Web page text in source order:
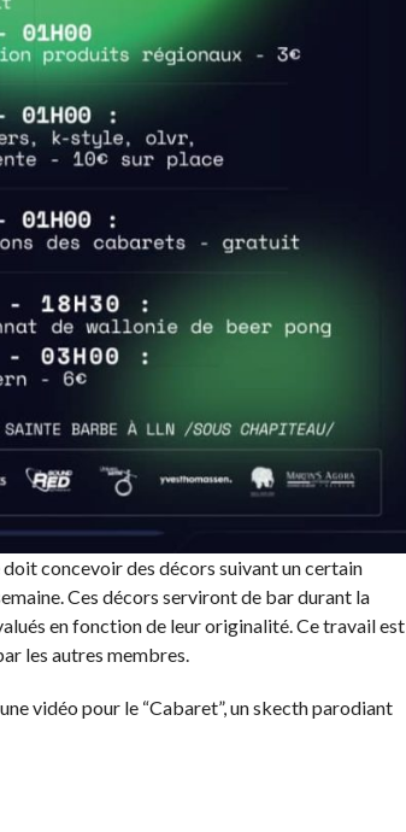
concevoir des décors suivant un certain
Ces décors serviront de bar durant la
en fonction de leur originalité. Ce travail est
les autres membres.
vidéo pour le “Cabaret”, un skecth parodiant